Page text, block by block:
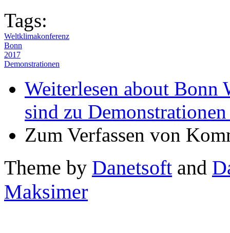
Tags:
Weltklimakonferenz
Bonn
2017
Demonstrationen
Weiterlesen about Bonn
sind zu
Zum Verfassen von
Theme by Danetsoft and
Maksimer